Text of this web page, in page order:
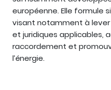
européenne. Elle formule
visant notamment à
et juridiques applicables,
raccordement et
l’énergie.